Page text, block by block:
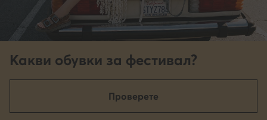
Какви обувки за фестивал?
Проверете